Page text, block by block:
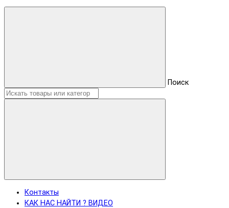
Поиск
Контакты
КАК НАС НАЙТИ ? ВИДЕО